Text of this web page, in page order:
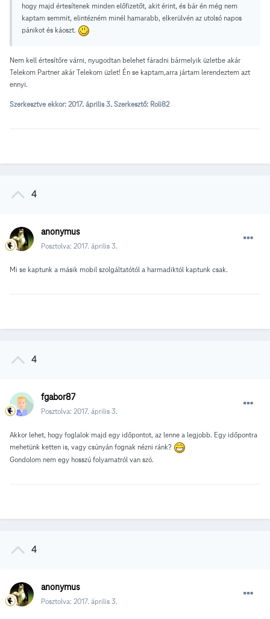
hogy majd értesítenek minden előfizetőt, akit érint, és bár én még nem
kaptam semmit, elintézném minél hamarabb, elkerülvén az utolsó napos
pánikot és káoszt.
Nem kell értesítőre várni, nyugodtan belehet fáradni bármelyik üzletbe akár
Telekom Partner akár Telekom üzlet! Én se kaptam,arra jártam lerendeztem azt
ennyi.
Szerkesztve ekkor: 2017. április 3. Szerkesztő: Roli82
4
anonymus
Posztolva: 2017. április 3.
Mi se kaptunk a másik mobil szolgáltatótól a harmadiktól kaptunk csak.
4
fgabor87
Posztolva: 2017. április 3.
Akkor lehet, hogy foglalok majd egy időpontot, az lenne a legjobb. Egy időpontra
mehetünk ketten is, vagy csúnyán fognak nézni ránk?
Gondolom nem egy hosszú folyamatról van szó.
4
anonymus
Posztolva: 2017. április 3.